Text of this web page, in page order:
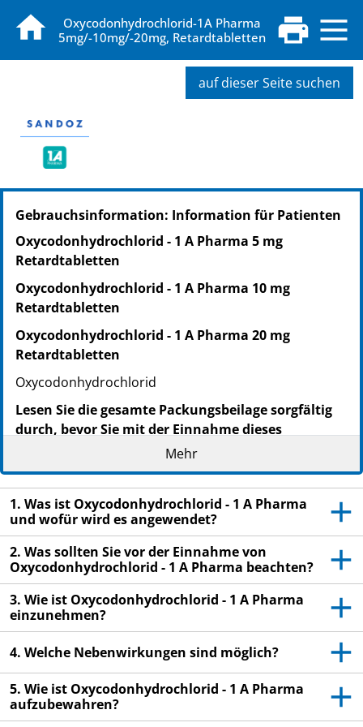
Oxycodonhydrochlorid-1A Pharma
5mg/-10mg/-20mg, Retardtabletten
auf dieser Seite suchen
PZN: 01245146
PPN: 110124514627
NTIN: 04150012451461
PZN: 01245293
NTIN: 04150012452932
PZN: 01245318
PPN: 110124531837
NTIN: 04150012453182
Gebrauchsinformation: Information für Patienten
Oxycodonhydrochlorid - 1 A Pharma 5 mg
Retardtabletten
Oxycodonhydrochlorid - 1 A Pharma 10 mg
Retardtabletten
Oxycodonhydrochlorid - 1 A Pharma 20 mg
Retardtabletten
Oxycodonhydrochlorid
Lesen Sie die gesamte Packungsbeilage sorgfältig
durch, bevor Sie mit der Einnahme dieses
Arzneimittels beginnen, denn sie enthält wichtige
Informationen.
Heben Sie die Packungsbeilage auf. Vielleicht
möchten Sie diese später nochmals lesen.
Wenn Sie weitere Fragen haben, wenden Sie sich
an Ihren Arzt oder Apotheker.
Dieses Arzneimittel wurde Ihnen persönlich
verschrieben. Geben Sie es nicht an Dritte weiter.
Es kann anderen Menschen schaden, auch wenn
Wenn Sie Nebenwirkungen bemerken, wenden Sie
sich an Ihren Arzt oder Apotheker. Dies gilt auch
für Nebenwirkungen, die nicht in dieser
Mehr
1. Was ist Oxycodonhydrochlorid - 1 A Pharma
und wofür wird es angewendet?
2. Was sollten Sie vor der Einnahme von
Oxycodonhydrochlorid - 1 A Pharma beachten?
3. Wie ist Oxycodonhydrochlorid - 1 A Pharma
einzunehmen?
4. Welche Nebenwirkungen sind möglich?
5. Wie ist Oxycodonhydrochlorid - 1 A Pharma
aufzubewahren?